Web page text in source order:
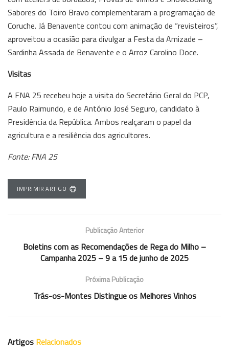
Sabores do Toiro Bravo complementaram a programação de
Coruche. Já Benavente contou com animação de “revisteiros”,
aproveitou a ocasião para divulgar a Festa da Amizade –
Sardinha Assada de Benavente e o Arroz Carolino Doce.
Visitas
A FNA 25 recebeu hoje a visita do Secretário Geral do PCP,
Paulo Raimundo, e de António José Seguro, candidato à
Presidência da República. Ambos realçaram o papel da
agricultura e a resiliência dos agricultores.
Fonte: FNA 25
IMPRIMIR ARTIGO
Publicação Anterior
Boletins com as Recomendações de Rega do Milho –
Campanha 2025 – 9 a 15 de junho de 2025
Próxima Publicação
Trás-os-Montes Distingue os Melhores Vinhos
Artigos Relacionados